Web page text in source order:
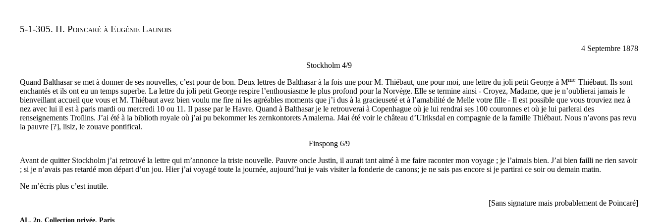
5-1-305. H. Poincaré à Eugénie Launois
4 Septembre 1878
Stockholm 4/9
Quand Balthasar se met à donner de ses nouvelles, c’est pour de bon. Deux lettres de Balthasar à la fois une pour M. Thiébaut, une pour moi, une lettre du joli petit George à Mme
{}^{\text{me}}
Thiébaut. Ils sont
enchantés et ils ont eu un temps superbe. La lettre du joli petit George respire l’enthousiasme le plus profond pour la Norvège. Elle se termine ainsi - Croyez, Madame, que je n’oublierai jamais le
bienveillant accueil que vous et M. Thiébaut avez bien voulu me fire ni les agréables moments que j’i dus à la gracieuseté et à l’amabilité de Melle votre fille - Il est possible que vous trouviez nez à
nez avec lui il est à paris mardi ou mercredi 10 ou 11. Il passe par le Havre. Quand à Balthasar je le retrouverai à Copenhague où je lui rendrai ses 100 couronnes et où je lui parlerai des
renseignements Troïlins. J’ai été à la biblioth royale où j’ai pu bekommer les zernkontorets Amalerna. J4ai été voir le château d’Ulriksdal en compagnie de la famille Thiébaut. Nous n’avons pas revu
la pauvre [?], lislz, le zouave pontifical.
Finspong 6/9
Avant de quitter Stockholm j’ai retrouvé la lettre qui m’annonce la triste nouvelle. Pauvre oncle Justin, il aurait tant aimé à me faire raconter mon voyage ; je l’aimais bien. J’ai bien failli ne rien savoir
; si je n’avais pas retardé mon départ d’un jou. Hier j’ai voyagé toute la journée, aujourd’hui je vais visiter la fonderie de canons; je ne sais pas encore si je partirai ce soir ou demain matin.
Ne m’écris plus c’est inutile.
[Sans signature mais probablement de Poincaré]
AL, 2p. Collection privée, Paris